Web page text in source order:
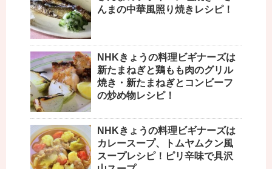
んまの中華風照り焼きレシピ！
NHKきょうの料理ビギナーズは
新たまねぎと鶏もも肉のグリル
焼き・新たまねぎとコンビーフ
の炒め物レシピ！
NHKきょうの料理ビギナーズは
カレースープ、トムヤムクン風
スープレシピ！ピリ辛味で具沢